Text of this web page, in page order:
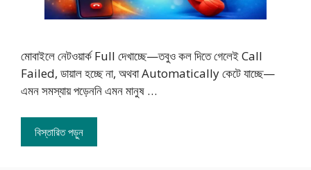
মোবাইলে নেটওয়ার্ক Full দেখাচ্ছে—তবুও কল দিতে গেলেই Call
Failed, ডায়াল হচ্ছে না, অথবা Automatically কেটে যাচ্ছে—
এমন সমস্যায় পড়েননি এমন মানুষ …
বিস্তারিত পড়ুন